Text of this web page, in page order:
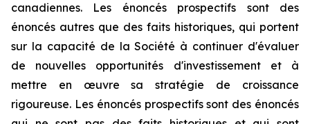
canadiennes. Les énoncés prospectifs sont des
énoncés autres que des faits historiques, qui portent
sur la capacité de la Société à continuer d'évaluer
de nouvelles opportunités d'investissement et à
mettre en œuvre sa stratégie de croissance
rigoureuse. Les énoncés prospectifs sont des énoncés